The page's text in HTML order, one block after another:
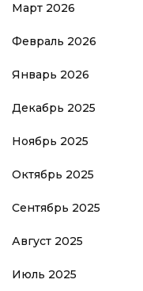
Март 2026
Февраль 2026
Январь 2026
Декабрь 2025
Ноябрь 2025
Октябрь 2025
Сентябрь 2025
Август 2025
Июль 2025